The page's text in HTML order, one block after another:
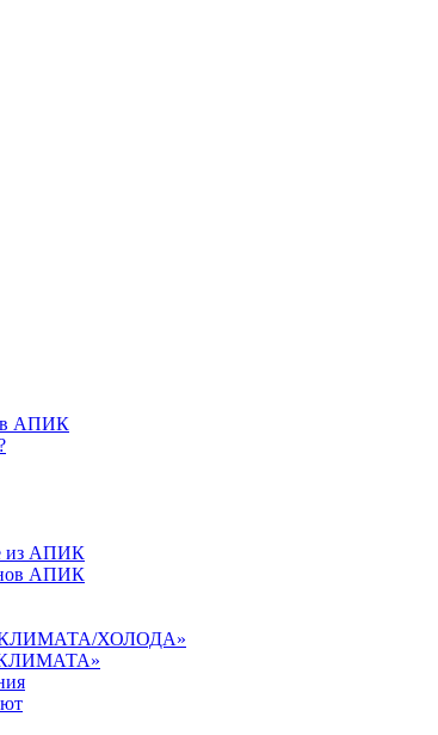
в АПИК
из АПИК
АПИК
КЛИМАТА/ХОЛОДА»